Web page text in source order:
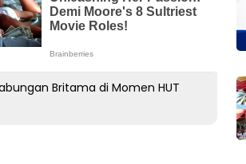
Britama di Momen HUT